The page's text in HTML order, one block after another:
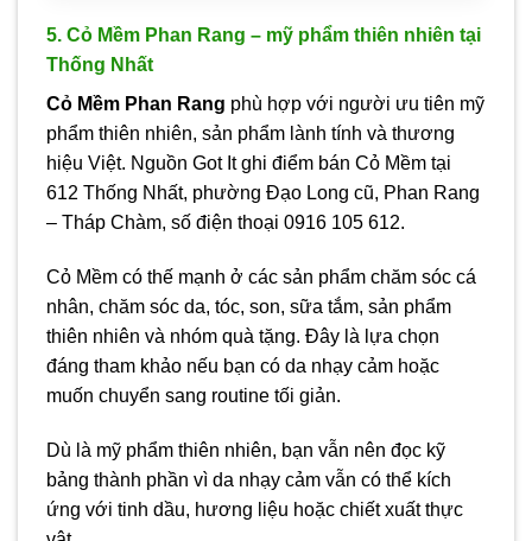
5. Cỏ Mềm Phan Rang – mỹ phẩm thiên nhiên tại
Thống Nhất
Cỏ Mềm Phan Rang phù hợp với người ưu tiên mỹ
phẩm thiên nhiên, sản phẩm lành tính và thương
hiệu Việt. Nguồn Got It ghi điểm bán Cỏ Mềm tại
612 Thống Nhất, phường Đạo Long cũ, Phan Rang
– Tháp Chàm, số điện thoại 0916 105 612.
Cỏ Mềm có thế mạnh ở các sản phẩm chăm sóc cá
nhân, chăm sóc da, tóc, son, sữa tắm, sản phẩm
thiên nhiên và nhóm quà tặng. Đây là lựa chọn
đáng tham khảo nếu bạn có da nhạy cảm hoặc
muốn chuyển sang routine tối giản.
Dù là mỹ phẩm thiên nhiên, bạn vẫn nên đọc kỹ
bảng thành phần vì da nhạy cảm vẫn có thể kích
ứng với tinh dầu, hương liệu hoặc chiết xuất thực